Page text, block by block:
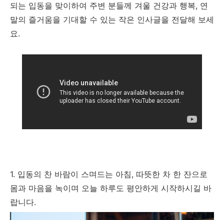
되는 입동을 맞이하여 주변 분들께 겨울 건강과 행복, 연
말의 즐거움을 기대할 수 있는 작은 인사글을 전달해 보세
요.
1. 입동의 찬 바람이 스며드는 아침, 따뜻한 차 한 잔으로
몸과 마음을 녹이며 오늘 하루도 평안하게 시작하시길 바
랍니다.